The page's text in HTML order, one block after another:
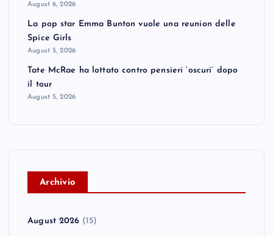
August 6, 2026
La pop star Emma Bunton vuole una reunion delle
Spice Girls
August 5, 2026
Tate McRae ha lottato contro pensieri ‘oscuri’ dopo
il tour
August 5, 2026
Archivio
August 2026 (15)